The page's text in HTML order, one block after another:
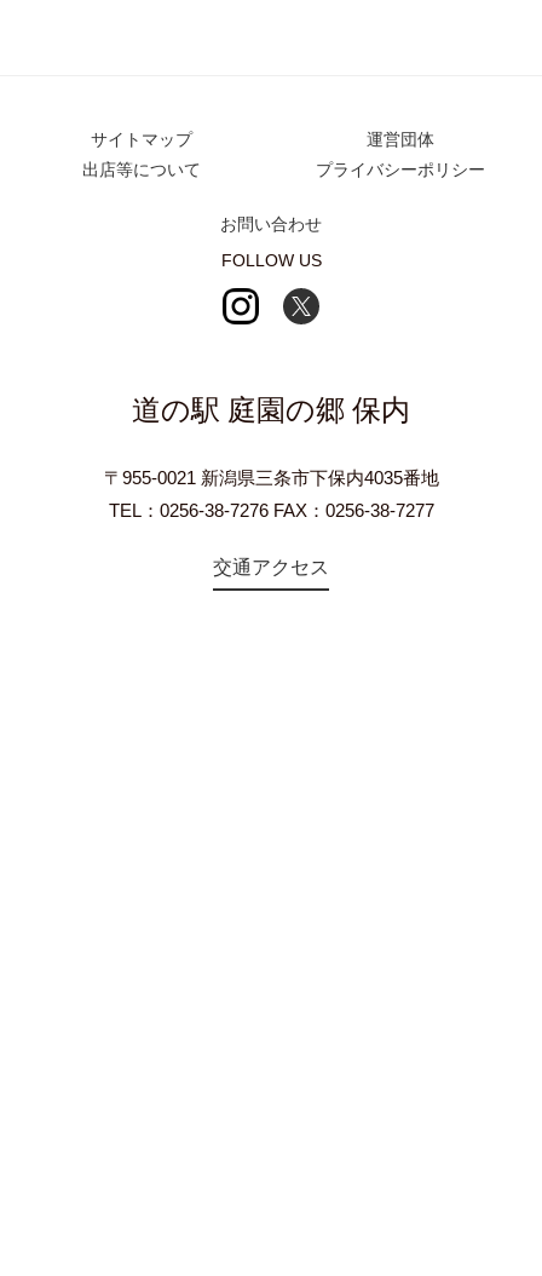
サイトマップ
運営団体
出店等について
プライバシーポリシー
お問い合わせ
FOLLOW US
道の駅 庭園の郷 保内
〒955-0021 新潟県三条市下保内4035番地
TEL：0256-38-7276 FAX：0256-38-7277
交通アクセス